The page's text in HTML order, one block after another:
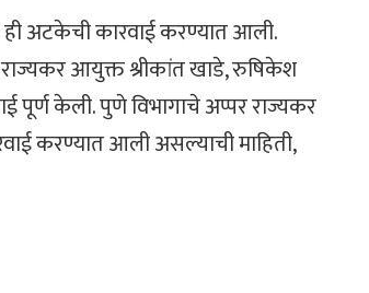
ही अटकेची कारवाई करण्यात आली.
आयुक्त श्रीकांत खाडे, रुषिकेश
पूर्ण केली. पुणे विभागाचे अप्पर राज्यकर
करण्यात आली असल्याची माहिती,